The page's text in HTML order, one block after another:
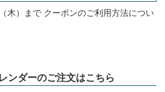
木）まで クーポンのご利用方法につい
ンダーのご注文はこちら